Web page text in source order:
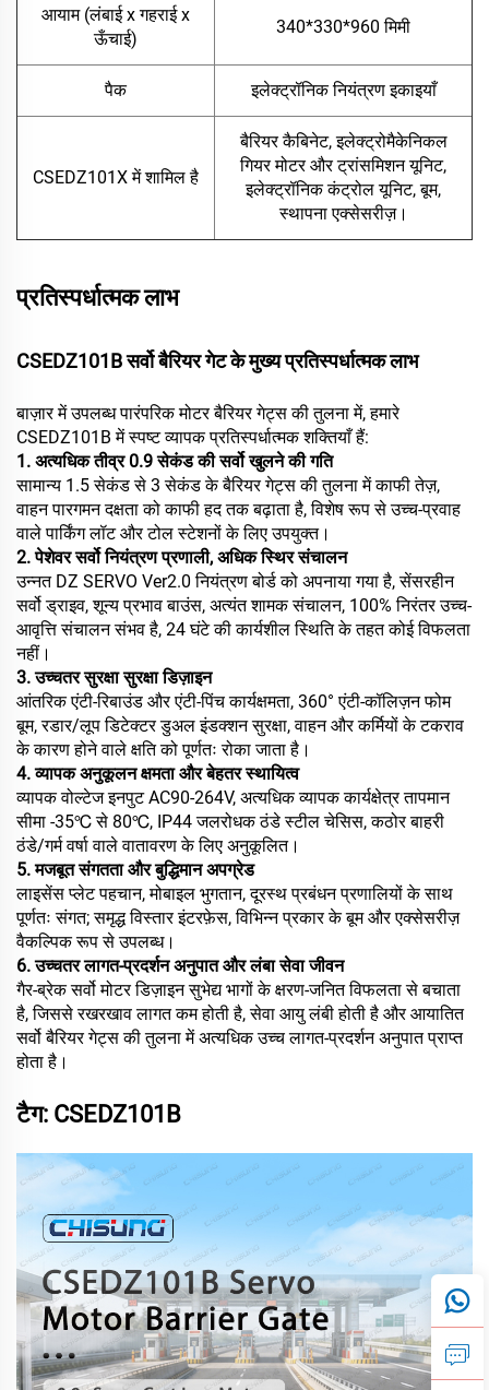
आयाम (लंबाई x गहराई x
ऊँचाई)
340*330*960 मिमी
पैक इलेक्ट्रॉनिक नियंत्रण इकाइयाँ
CSEDZ101X में शामिल है
बैरियर कैबिनेट, इलेक्ट्रोमैकेनिकल
गियर मोटर और ट्रांसमिशन यूनिट,
इलेक्ट्रॉनिक कंट्रोल यूनिट, बूम,
स्थापना एक्सेसरीज़।
प्रतिस्पर्धात्मक लाभ
CSEDZ101B सर्वो बैरियर गेट के मुख्य प्रतिस्पर्धात्मक लाभ
बाज़ार में उपलब्ध पारंपरिक मोटर बैरियर गेट्स की तुलना में, हमारे
CSEDZ101B में स्पष्ट व्यापक प्रतिस्पर्धात्मक शक्तियाँ हैं:
1. अत्यधिक तीव्र 0.9 सेकंड की सर्वो खुलने की गति
सामान्य 1.5 सेकंड से 3 सेकंड के बैरियर गेट्स की तुलना में काफी तेज़,
वाहन पारगमन दक्षता को काफी हद तक बढ़ाता है, विशेष रूप से उच्च-प्रवाह
वाले पार्किंग लॉट और टोल स्टेशनों के लिए उपयुक्त।
2. पेशेवर सर्वो नियंत्रण प्रणाली, अधिक स्थिर संचालन
उन्नत DZ SERVO Ver2.0 नियंत्रण बोर्ड को अपनाया गया है, सेंसरहीन
सर्वो ड्राइव, शून्य प्रभाव बाउंस, अत्यंत शामक संचालन, 100% निरंतर उच्च-
आवृत्ति संचालन संभव है, 24 घंटे की कार्यशील स्थिति के तहत कोई विफलता
नहीं।
3. उच्चतर सुरक्षा सुरक्षा डिज़ाइन
आंतरिक एंटी-रिबाउंड और एंटी-पिंच कार्यक्षमता, 360° एंटी-कॉलिज़न फोम
बूम, रडार/लूप डिटेक्टर डुअल इंडक्शन सुरक्षा, वाहन और कर्मियों के टकराव
के कारण होने वाले क्षति को पूर्णतः रोका जाता है।
4. व्यापक अनुकूलन क्षमता और बेहतर स्थायित्व
व्यापक वोल्टेज इनपुट AC90-264V, अत्यधिक व्यापक कार्यक्षेत्र तापमान
सीमा -35℃ से 80℃, IP44 जलरोधक ठंडे स्टील चेसिस, कठोर बाहरी
ठंडे/गर्म वर्षा वाले वातावरण के लिए अनुकूलित।
5. मजबूत संगतता और बुद्धिमान अपग्रेड
लाइसेंस प्लेट पहचान, मोबाइल भुगतान, दूरस्थ प्रबंधन प्रणालियों के साथ
पूर्णतः संगत; समृद्ध विस्तार इंटरफ़ेस, विभिन्न प्रकार के बूम और एक्सेसरीज़
वैकल्पिक रूप से उपलब्ध।
6. उच्चतर लागत-प्रदर्शन अनुपात और लंबा सेवा जीवन
गैर-ब्रेक सर्वो मोटर डिज़ाइन सुभेद्य भागों के क्षरण-जनित विफलता से बचाता
है, जिससे रखरखाव लागत कम होती है, सेवा आयु लंबी होती है और आयातित
सर्वो बैरियर गेट्स की तुलना में अत्यधिक उच्च लागत-प्रदर्शन अनुपात प्राप्त
होता है।
टैग: CSEDZ101B